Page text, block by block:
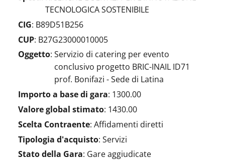
TECNOLOGICA SOSTENIBILE
CIG: B89D51B256
CUP: B27G23000010005
Oggetto: Servizio di catering per evento
conclusivo progetto BRIC-INAIL ID71
prof. Bonifazi - Sede di Latina
Importo a base di gara: 1300.00
Valore global stimato: 1430.00
Scelta Contraente: Affidamenti diretti
Tipologia d'acquisto: Servizi
Stato della Gara: Gare aggiudicate